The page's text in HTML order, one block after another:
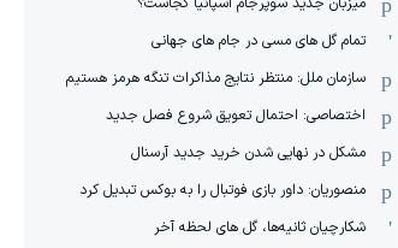
تمام گل های مسی در جام های جهانی
سازمان ملل: منتظر نتایج مذاکرات تنگه هرمز هستیم
اختصاصی: احتمال تعویق شروع فصل جدید
مشکل در نهایی شدن خرید جدید آرسنال
منصوریان: داور بازی فوتبال را به بوکس تبدیل کرد
شکارچیان ثانیه‌ها، گل های لحظه آخر